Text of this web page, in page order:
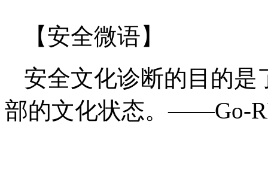
【安全微语】
安全文化诊断的目的是
部的文化状态。——Go-